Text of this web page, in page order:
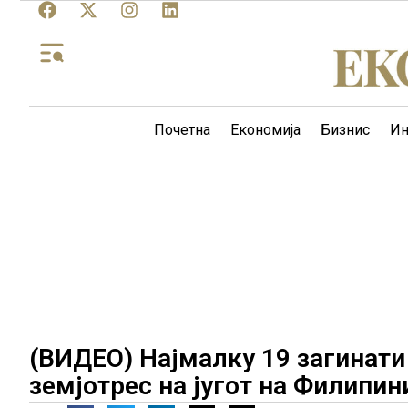
Почетна Економија Бизнис
(ВИДЕО) Најмалку 19
земјотрес на југот на